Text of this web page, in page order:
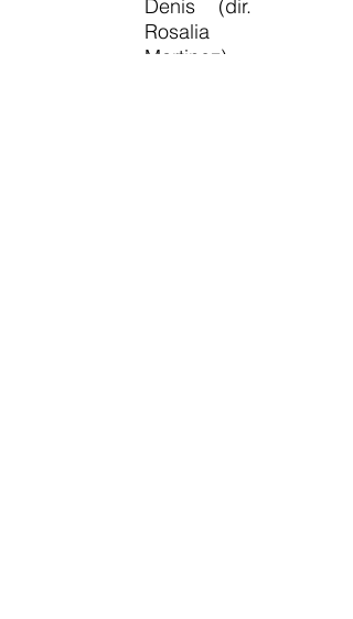
Denis (dir.
Rosalia
Martinez).